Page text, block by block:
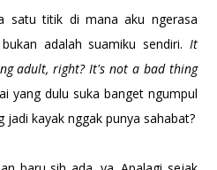
satu titik di mana aku ngerasa
adalah suamiku sendiri. It
adult, right? It's not a bad thing
yang dulu suka banget ngumpul
kayak nggak punya sahabat?